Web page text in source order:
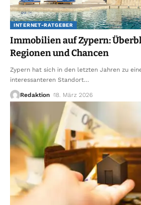
INTERNET-RATGEBER
Immobilien auf Zypern:
Regionen und Chancen
Zypern hat sich in den letzten Jahren zu
interessanteren Standort…
Redaktion 18. März 2026